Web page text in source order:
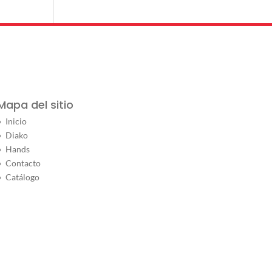
del sitio
Inicio
Diako
Hands
Contacto
Catálogo